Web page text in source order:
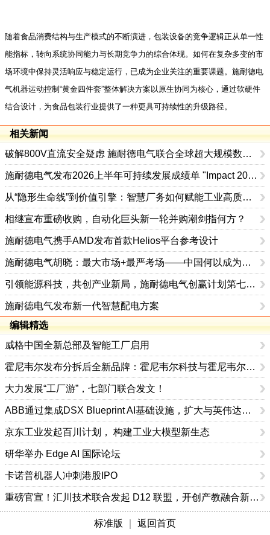
随着食品消费结构与生产模式的不断演进，包装设备的竞争逻辑正从单一性
能指标，转向系统协同能力与长期竞争力的综合体现。如何在复杂多变的市
场环境中保持灵活响应与稳定运行，已成为企业关注的重要课题。施耐德电
气机器运动控制“黄金四件套”整体解决方案以原生协同为核心，通过软硬件
结合设计，为食品包装行业提供了一种更具可持续性的升级路径。
相关新闻
破解800V直流安全疑虑 施耐德电气联合全球超大规模数据中心运营商发布弧闪风险评估报告
施耐德电气发布2026上半年可持续发展成绩单 "Impact 2030"路线图开局稳健
从“隐形生命线”到价值引擎：智慧厂务如何赋能工业高质量发展
相继宣布重磅收购，自动化巨头新一轮并购潮剑指何方？
施耐德电气携手AMD发布首款Helios平台参考设计
施耐德电气胡晓：最大市场+最严考场——中国何以成为工业创新策源地
引领能源科技，共创产业新局，施耐德电气创赢计划第七季正式启动
施耐德电气发布新一代智慧配电方案
编辑精选
威格中国全新总部及智能工厂启用
霍尼韦尔发布分拆后全新品牌：霍尼韦尔科技与霍尼韦尔航空航天
大力发展“工厂游”，七部门联合发文！
ABB通过集成DSX Blueprint AI基础设施，扩大与英伟达的合作
京东工业发起百川计划， 构建工业大模型新生态
研华举办 Edge AI 国际论坛
卡诺普机器人冲刺港股IPO
重磅官宣！汇川技术联合发起 D12 联盟，开创产教融合新范式
标准版 返回首页